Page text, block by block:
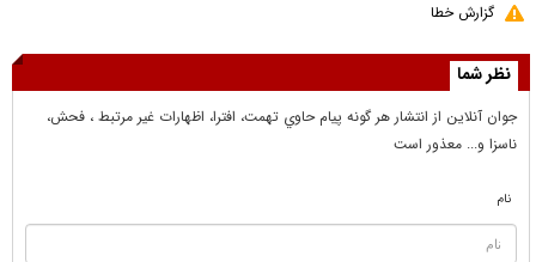
گزارش خطا
نظر شما
جوان آنلاين از انتشار هر گونه پيام حاوي تهمت، افترا، اظهارات غير مرتبط ، فحش،
ناسزا و... معذور است
نام